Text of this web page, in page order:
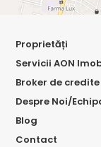
Proprietăți
Servicii AON
Broker de
Despre Noi/
Blog
Contact